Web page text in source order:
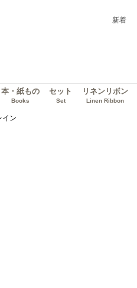
新着
本・紙もの
Books
セット
Set
リネンリボン
Linen Ribbon
イン